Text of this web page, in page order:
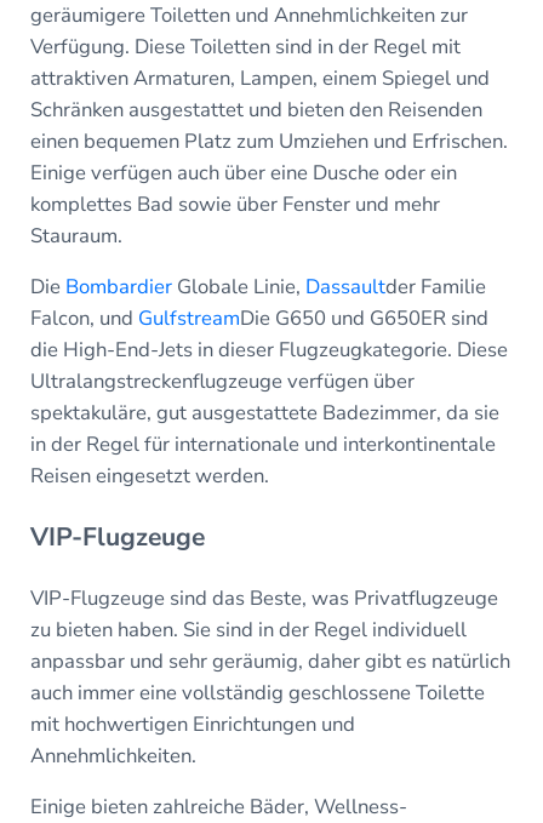
geräumigere Toiletten und Annehmlichkeiten zur
Verfügung. Diese Toiletten sind in der Regel mit
attraktiven Armaturen, Lampen, einem Spiegel und
Schränken ausgestattet und bieten den Reisenden
einen bequemen Platz zum Umziehen und Erfrischen.
Einige verfügen auch über eine Dusche oder ein
komplettes Bad sowie über Fenster und mehr
Stauraum.
Die BombardierGlobale Linie, Dassaultder Familie
Falcon, und GulfstreamDie G650 und G650ER sind
die High-End-Jets in dieser Flugzeugkategorie. Diese
Ultralangstreckenflugzeuge verfügen über
spektakuläre, gut ausgestattete Badezimmer, da sie
in der Regel für internationale und interkontinentale
Reisen eingesetzt werden.
VIP-Flugzeuge
VIP-Flugzeuge sind das Beste, was Privatflugzeuge
zu bieten haben. Sie sind in der Regel individuell
anpassbar und sehr geräumig, daher gibt es natürlich
auch immer eine vollständig geschlossene Toilette
mit hochwertigen Einrichtungen und
Annehmlichkeiten.
Einige bieten zahlreiche Bäder, Wellness-